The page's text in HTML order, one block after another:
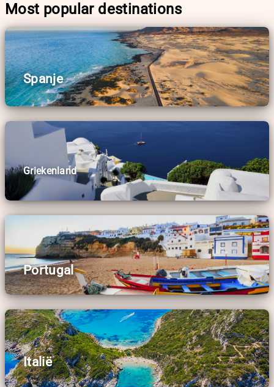
Most popular destinations
Spanje
Griekenland
Portugal
Italië